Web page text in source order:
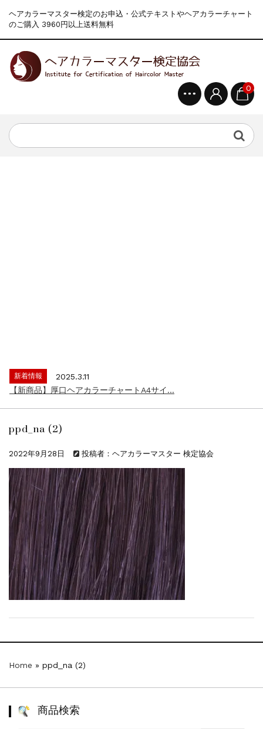
ヘアカラーマスター検定のお申込・公式テキストやヘアカラーチャート
のご購入 3960円以上送料無料
0
新着情報
2025.3.11
【新商品】厚口ヘアカラーチャートA4サイ...
新着情報
2024.4.10
新着情報
一部ヘアカラーチャートのお値引きを行いま...
新着情報
2026.7.1
2026年度夏季・シルバーウィーク休業の...
新着情報
2025.3.11
【新商品】厚口ヘアカラーチャートA4サイ...
新着情報
2024.7.2
9月24日頃よりオンラインショップの送料...
新着情報
2024.4.10
在庫処分セールのお知らせ【なくなり次第終...
新着情報
2024.4.9
ppd_na (2)
2022年9月28日 投稿者：ヘアカラーマスター 検定協会
Home » ppd_na (2)
商品検索